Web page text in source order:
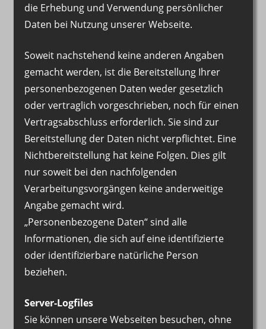
die Erhebung und Verwendung persönlicher
Daten bei Nutzung unserer Webseite.
Soweit nachstehend keine anderen Angaben
gemacht werden, ist die Bereitstellung Ihrer
personenbezogenen Daten weder gesetzlich
oder vertraglich vorgeschrieben, noch für einen
Vertragsabschluss erforderlich. Sie sind zur
Bereitstellung der Daten nicht verpflichtet. Eine
Nichtbereitstellung hat keine Folgen. Dies gilt
nur soweit bei den nachfolgenden
Verarbeitungsvorgängen keine anderweitige
Angabe gemacht wird.
„Personenbezogene Daten“ sind alle
Informationen, die sich auf eine identifizierte
oder identifizierbare natürliche Person
beziehen.
Server-Logfiles
Sie können unsere Webseiten besuchen, ohne